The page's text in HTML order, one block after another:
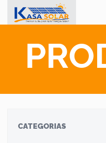
CATEGORIAS